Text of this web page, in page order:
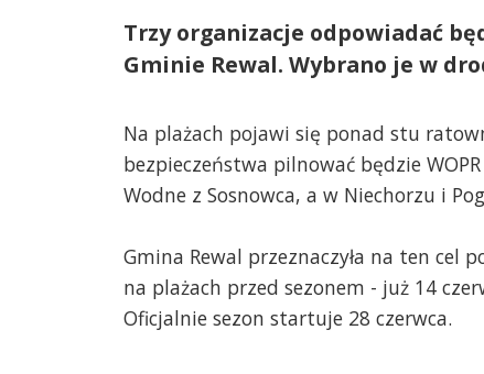
Trzy organizacje odpowiadać
Gminie Rewal. Wybrano je w
Na plażach pojawi się ponad stu
bezpieczeństwa pilnować będzie
Wodne z Sosnowca, a w Niechorzu i
Gmina Rewal przeznaczyła na ten cel
na plażach przed sezonem - już 14
Oficjalnie sezon startuje 28 czerwca.